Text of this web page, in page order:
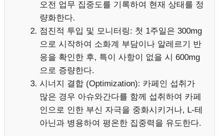
오전 업무 집중도를 기록하여 현재 상태를 정
량화한다.
점진적 투입 및 모니터링: 첫 1주일은 300mg
으로 시작하여 소화계 부담이나 알레르기 반
응을 확인한 후, 특이 사항이 없을 시 600mg
으로 증량한다.
시너지 결합 (Optimization): 카페인 섭취가
많은 경우 아슈와간다를 함께 섭취하여 카페
인으로 인한 부신 자극을 중화시키거나, L-테
아닌과 병용하여 평온한 집중력을 유도한다.